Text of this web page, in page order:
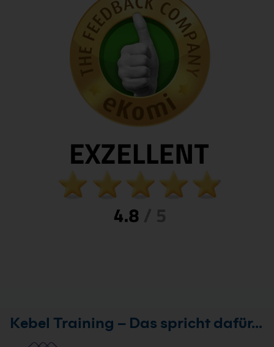
Kebel Training – Das spricht dafür…